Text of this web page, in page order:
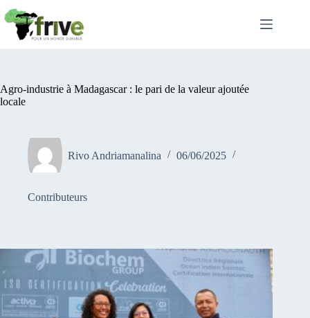
au
contenu
Agro-industrie à Madagascar : le pari de la valeur ajoutée
locale
Rivo Andriamanalina 06/06/2025
Contributeurs